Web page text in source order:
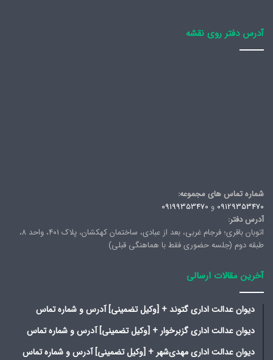
آدرس دفتر روی نقشه
شماره تماس های مجموعه:
09129353470 و 09199353470
آدرس دفتر:
اتوبان باقری؛ فرجام غربی، بعد از عبادی، ساختمان کهکشان، پلاک ۴۰۱، واحد ۸،
طبقه دوم (جلسه حضوری فقط با هماهنگی قبلی)
آخرین مقالات ارسالی
دیوان عدالت اداری گتوند + [وکیل تضمینی] آدرس و شماره تماس
دیوان عدالت اداری گزبرخوار + [وکیل تضمینی] آدرس و شماره تماس
دیوان عدالت اداری مهدی‌شهر + [وکیل تضمینی] آدرس و شماره تماس